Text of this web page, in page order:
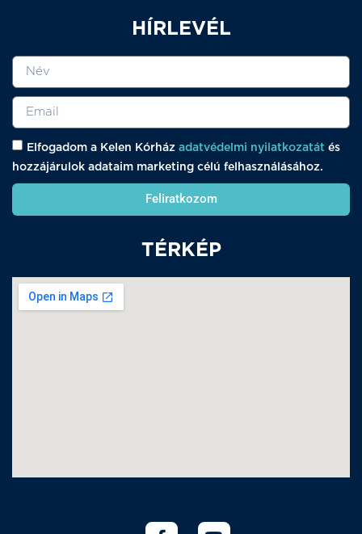
HÍRLEVÉL
Elfogadom a Kelen Kórház adatvédelmi nyilatkozatát és
hozzájárulok adataim marketing célú felhasználásához.
Feliratkozom
TÉRKÉP